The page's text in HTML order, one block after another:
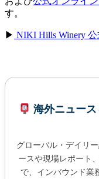
す。
▶ NIKI Hills Winery 公
海外ニュー
グローバル・デイリ
ースや現場レポート
で、インバウンド業